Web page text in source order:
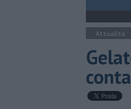
Attualità